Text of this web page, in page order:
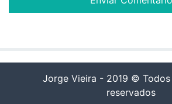
Jorge Vieira - 2019 ©
reservados